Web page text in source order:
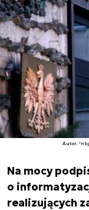
Autor.
Na mocy
o
realizujących